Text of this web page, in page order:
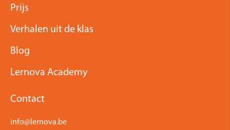
Prijs
Verhalen uit de klas
Blog
Lernova Academy
Contact
info@lernova.be